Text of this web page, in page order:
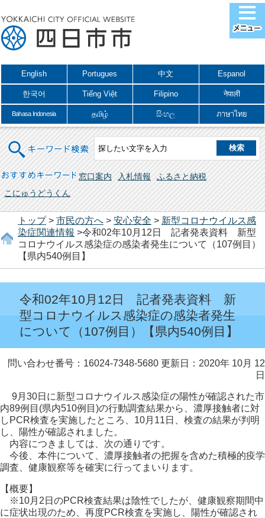
English Portugues 中文 Espanol
한국어 Tiếng Việt Filipino नेपाली
Bahasa Indonesia தமிழ் සිංහල ภาษาไทย
キーワード検索
おすすめキーワード 窓口案内 入札情報
ふるさと納税
こにゅうどうくん
トップ> 市民の方へ > 安心安全 > 新型コロナウイルス感
染症関連情報 >令和02年10月12日 記者発表資料 新型
コロナウイルス感染症の感染者発生について（107例目）
【県内540例目】
令和02年10月12日 記者発表資料 新
型コロナウイルス感染症の感染者発生
について（107例目）【県内540例目】
問い合わせ番号：16024-7348-5680 更新日：2020年 10月 12
日
9月30日に新型コロナウイルス感染症の陽性が確認された市
内89例目(県内510例目)の行動調査結果から、濃厚接触者に対
しPCR検査を実施したところ、10月11日、検査の結果が判明
し、陽性が確認されました。
内容につきましては、次の通りです。
今後、本件について、濃厚接触者の把握を含めた積極的疫学
調査、健康観察等を確実に行ってまいります。
【概要】
※10月2日のPCR検査結果は陰性でしたが、健康観察期間中
に症状出現のため、再度PCR検査を実施し、陽性が確認され